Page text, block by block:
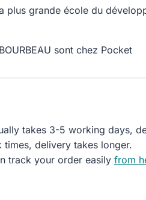
plus grande école du
sont chez Pocket
takes 3-5 working days,
delivery takes longer.
track your order easily from